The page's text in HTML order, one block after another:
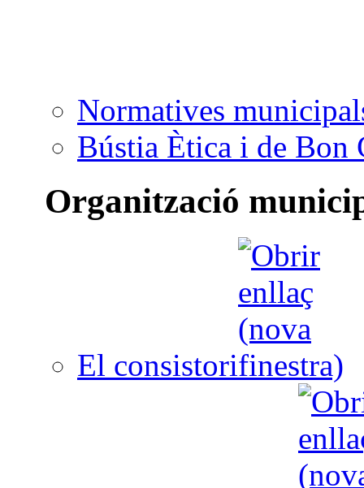
Normatives
Bústia Ètica i de Bon
Organització
El consistori